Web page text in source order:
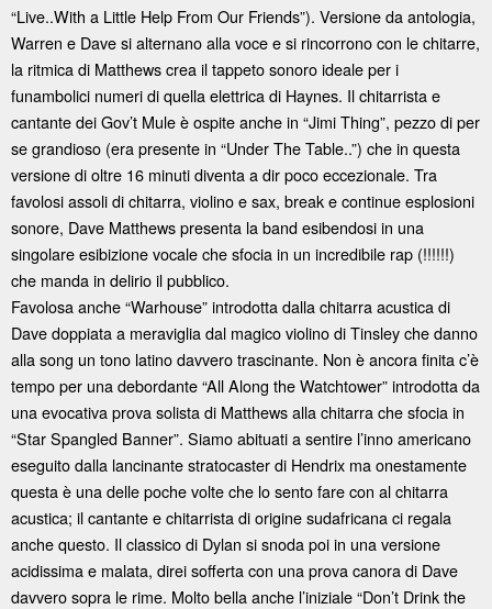
“Live..With a Little Help From Our Friends”). Versione da antologia,
Warren e Dave si alternano alla voce e si rincorrono con le chitarre,
la ritmica di Matthews crea il tappeto sonoro ideale per i
funambolici numeri di quella elettrica di Haynes. Il chitarrista e
cantante dei Gov’t Mule è ospite anche in “Jimi Thing”, pezzo di per
se grandioso (era presente in “Under The Table..”) che in questa
versione di oltre 16 minuti diventa a dir poco eccezionale. Tra
favolosi assoli di chitarra, violino e sax, break e continue esplosioni
sonore, Dave Matthews presenta la band esibendosi in una
singolare esibizione vocale che sfocia in un incredibile rap (!!!!!!)
che manda in delirio il pubblico.
Favolosa anche “Warhouse” introdotta dalla chitarra acustica di
Dave doppiata a meraviglia dal magico violino di Tinsley che danno
alla song un tono latino davvero trascinante. Non è ancora finita c’è
tempo per una debordante “All Along the Watchtower” introdotta da
una evocativa prova solista di Matthews alla chitarra che sfocia in
“Star Spangled Banner”. Siamo abituati a sentire l’inno americano
eseguito dalla lancinante stratocaster di Hendrix ma onestamente
questa è una delle poche volte che lo sento fare con al chitarra
acustica; il cantante e chitarrista di origine sudafricana ci regala
anche questo. Il classico di Dylan si snoda poi in una versione
acidissima e malata, direi sofferta con una prova canora di Dave
davvero sopra le rime. Molto bella anche l’iniziale “Don’t Drink the